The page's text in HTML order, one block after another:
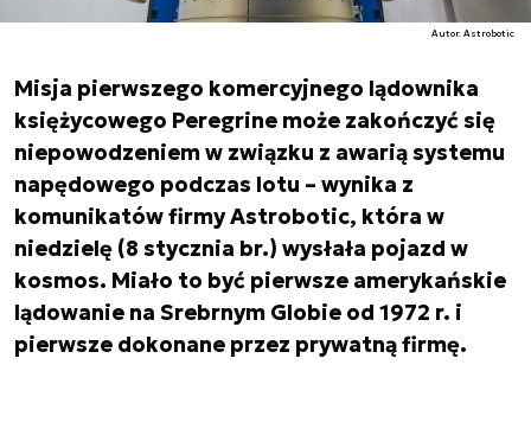
Autor. Astrobotic
Misja pierwszego komercyjnego lądownika
księżycowego Peregrine może zakończyć się
niepowodzeniem w związku z awarią systemu
napędowego podczas lotu – wynika z
komunikatów firmy Astrobotic, która w
niedzielę (8 stycznia br.) wysłała pojazd w
kosmos. Miało to być pierwsze amerykańskie
lądowanie na Srebrnym Globie od 1972 r. i
pierwsze dokonane przez prywatną firmę.